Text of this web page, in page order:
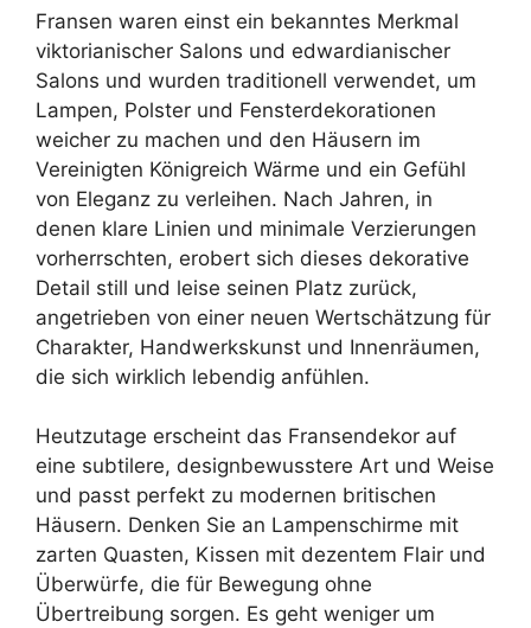
Fransen waren einst ein bekanntes Merkmal
viktorianischer Salons und edwardianischer
Salons und wurden traditionell verwendet, um
Lampen, Polster und Fensterdekorationen
weicher zu machen und den Häusern im
Vereinigten Königreich Wärme und ein Gefühl
von Eleganz zu verleihen. Nach Jahren, in
denen klare Linien und minimale Verzierungen
vorherrschten, erobert sich dieses dekorative
Detail still und leise seinen Platz zurück,
angetrieben von einer neuen Wertschätzung für
Charakter, Handwerkskunst und Innenräumen,
die sich wirklich lebendig anfühlen.
Heutzutage erscheint das Fransendekor auf
eine subtilere, designbewusstere Art und Weise
und passt perfekt zu modernen britischen
Häusern. Denken Sie an Lampenschirme mit
zarten Quasten, Kissen mit dezentem Flair und
Überwürfe, die für Bewegung ohne
Übertreibung sorgen. Es geht weniger um